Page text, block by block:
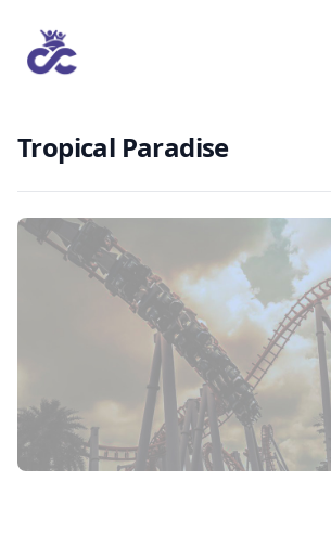
Tropical Paradise